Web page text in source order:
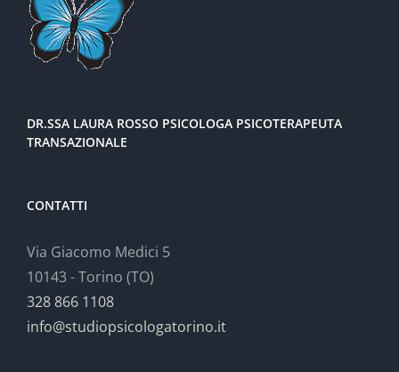
DR.SSA LAURA ROSSO PSICOLOGA PSICOTERAPEUTA
TRANSAZIONALE
CONTATTI
Via Giacomo Medici 5
10143 - Torino (TO)
328 866 1108
info@studiopsicologatorino.it